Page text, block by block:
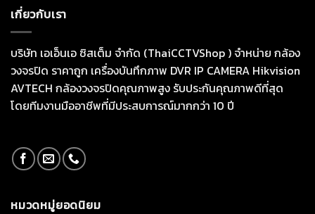
เกี่ยวกับเรา
บริษัท เอเอ็นเอ ซิสเต็ม จำกัด (ThaiCCTVShop ) จำหน่าย กล้อง
วงจรปิด ราคาถูก เครื่องบันทึกภาพ DVR IP CAMERA Hikvision
AVTECH กล้องวงจรปิดคุณภาพสูง รับประกันคุณภาพดีที่สุด
โดยทีมงานมืออาชีพที่มีประสบการณ์มากกว่า 10 ปี
หมวดหมู่ยอดนิยม